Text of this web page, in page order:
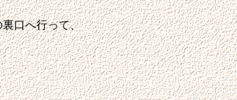
口へ行って、